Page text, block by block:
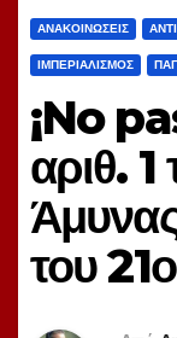
ΑΝΑΚΟΙΝΏΣΕΙΣ
ΙΜΠΕΡΙΑΛΙΣΜΌΣ
¡No
αριθ. 1
του